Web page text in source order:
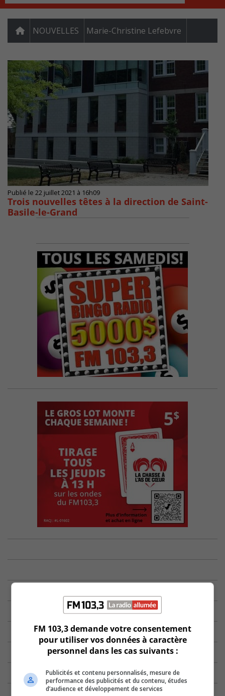
NOUVELLES Marie-Christine Lefebvre
Publié le 22 juillet 2021 à 16h09
Trois nouvelles têtes à la direction de Saint-
Basile-le-Grand
FM 103,3 demande votre consentement
pour utiliser vos données à caractère
personnel dans les cas suivants :
Publicités et contenu personnalisés, mesure de
performance des publicités et du contenu, études
d’audience et développement de services